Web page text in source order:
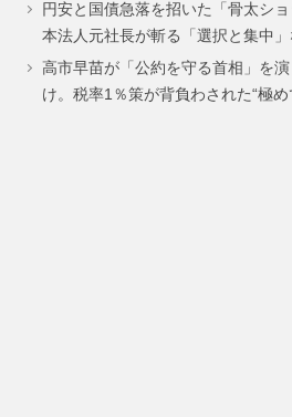
ー
ジ
円安と国債急落を招いた「骨太シ
本法人元社長が斬る「選択と集中
高市早苗が「公約を守る首相」を
け。税率1％策が背負わされた“極め